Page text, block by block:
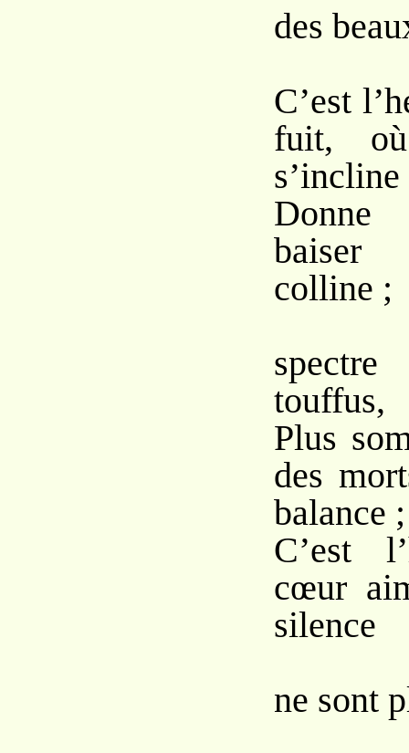
des
C’est
fuit,
s’incline
colline ;
touffus,
Plus
des
balance ;
C’est
cœur
silence
ne sont